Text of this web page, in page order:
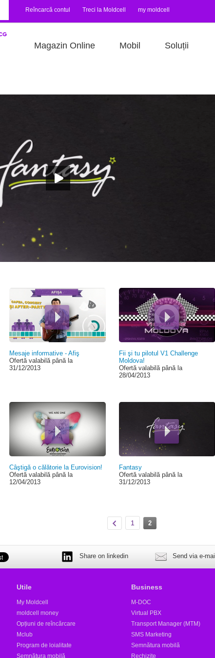
Reîncarcă contul Treci la Moldcell my moldcell
Magazin Online Mobil Soluții
Mesaje informative - Afiş
Ofertă valabilă până la
31/12/2013
Fii şi tu pilotul V1 Challenge
Moldova!
Ofertă valabilă până la
28/04/2013
Câştigă o călătorie la Eurovision!
Ofertă valabilă până la
12/04/2013
Fantasy
Ofertă valabilă până la
31/12/2013
1 2
Share on linkedin Send via e-mail
Utile
My Moldcell
moldcell money
Opțiuni de reîncărcare
Mclub
Program de loialitate
Semnătura mobilă
Business
M-DOC
Virtual PBX
Transport Manager (MTM)
SMS Marketing
Semnătura mobilă
Rechizite